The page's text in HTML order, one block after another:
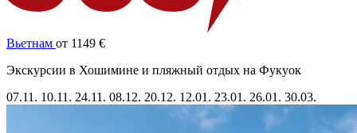
Вьетнам от 1149 €
Экскурсии в Хошимине и пляжный отдых на Фукуок
07.11. 10.11. 24.11. 08.12. 20.12. 12.01. 23.01. 26.01. 30.03.